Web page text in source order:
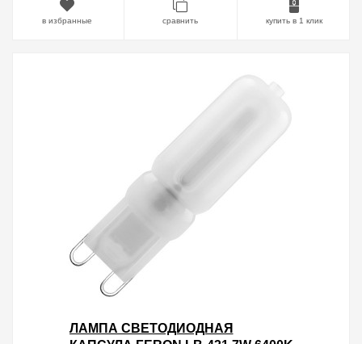
в избранные сравнить купить в 1 клик
ЛАМПА СВЕТОДИОДНАЯ